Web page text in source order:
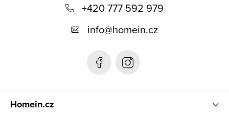
+420 777 592 979
info@homein.cz
Homein.cz